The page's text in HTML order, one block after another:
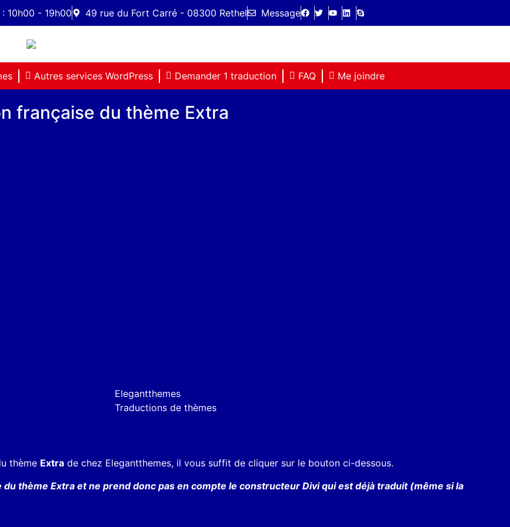
10h00 - 19h00 49 rue du Fort Carré - 08300 Rethel Message
Autres services WordPress Demander 1 traduction FAQ Me joindre
française du thème Extra
Elegantthemes
Traductions de thèmes
thème Extra de chez Elegantthemes, il vous suffit de cliquer sur le bouton ci-dessous.
thème Extra et ne prend donc pas en compte le constructeur Divi qui est déjà traduit (même si la